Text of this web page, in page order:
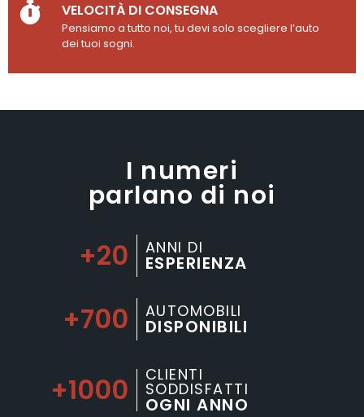
VELOCITÀ DI CONSEGNA
Pensiamo a tutto noi, tu devi solo scegliere l’auto
dei tuoi sogni.
I numeri
parlano di noi
+20 ANNI DI
ESPERIENZA
+700 AUTOMOBILI
DISPONIBILI
+1000 CLIENTI
SODDISFATTI
OGNI ANNO